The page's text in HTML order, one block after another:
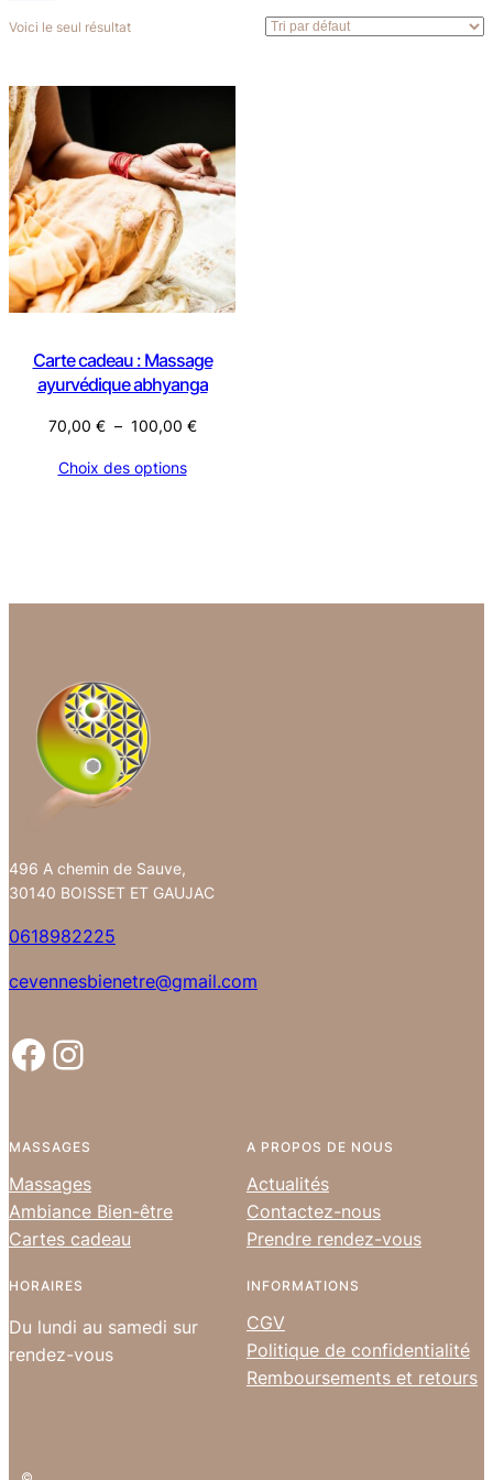
Voici le seul résultat
Carte cadeau : Massage
ayurvédique abhyanga
70,00 € – 100,00 €Plage
Choix des options
496 A chemin de Sauve,
30140 BOISSET ET GAUJAC
0618982225
cevennesbienetre@gmail.com
Facebook Instagram
MASSAGES
Massages
Ambiance Bien-être
Cartes cadeau
A PROPOS DE NOUS
Actualités
Contactez-nous
Prendre rendez-vous
HORAIRES
Du lundi au samedi sur
rendez-vous
INFORMATIONS
CGV
Politique de confidentialité
Remboursements et retours